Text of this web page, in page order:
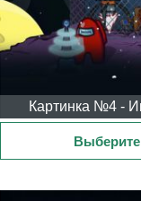
Картинка №4 -